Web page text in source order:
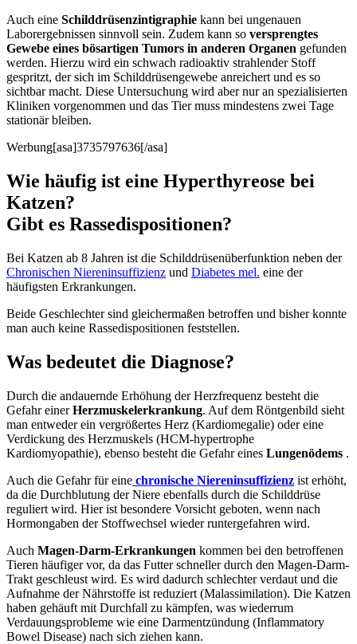
Auch eine Schilddrüsenzintigraphie kann bei ungenauen
Laborergebnissen sinnvoll sein. Zudem kann so versprengtes
Gewebe eines bösartigen Tumors in anderen Organen gefunden
werden. Hierzu wird ein schwach radioaktiv strahlender Stoff
gespritzt, der sich im Schilddrüsengewebe anreichert und es so
sichtbar macht. Diese Untersuchung wird aber nur an spezialisierten
Kliniken vorgenommen und das Tier muss mindestens zwei Tage
stationär bleiben.
Werbung[asa]3735797636[/asa]
Wie häufig ist eine Hyperthyreose bei
Katzen?
Gibt es Rassedispositionen?
Bei Katzen ab 8 Jahren ist die Schilddrüsenüberfunktion neben der
Chronischen Niereninsuffizienz und Diabetes mel. eine der
häufigsten Erkrankungen.
Beide Geschlechter sind gleichermaßen betroffen und bisher konnte
man auch keine Rassedispositionen feststellen.
Was bedeutet die Diagnose?
Durch die andauernde Erhöhung der Herzfrequenz besteht die
Gefahr einerHerzmuskelerkrankung. Auf dem Röntgenbild sieht
man entweder ein vergrößertes Herz (Kardiomegalie) oder eine
Verdickung des Herzmuskels (HCM-hypertrophe
Kardiomyopathie), ebenso besteht die Gefahr eines Lungenödems .
Auch die Gefahr für eine chronische Niereninsuffizienz ist erhöht,
da die Durchblutung der Niere ebenfalls durch die Schilddrüse
reguliert wird. Hier ist besondere Vorsicht geboten, wenn nach
Hormongaben der Stoffwechsel wieder runtergefahren wird.
Auch Magen-Darm-Erkrankungen kommen bei den betroffenen
Tieren häufiger vor, da das Futter schneller durch den Magen-Darm-
Trakt geschleust wird. Es wird dadurch schlechter verdaut und die
Aufnahme der Nährstoffe ist reduziert (Malassimilation). Die Katzen
haben gehäuft mit Durchfall zu kämpfen, was wiederrum
Verdauungsprobleme wie eine Darmentzündung (Inflammatory
Bowel Disease) nach sich ziehen kann.